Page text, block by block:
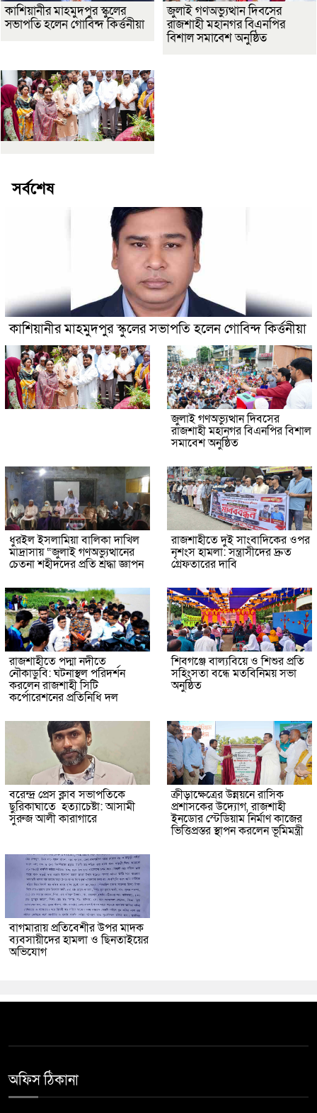
কাশিয়ানীর মাহমুদপুর স্কুলের
সভাপতি হলেন গোবিন্দ কির্ত্তনীয়া
জুলাই গণঅভ্যুত্থান দিবসের
রাজশাহী মহানগর বিএনপির
বিশাল সমাবেশ অনুষ্ঠিত
সর্বশেষ
কাশিয়ানীর মাহমুদপুর স্কুলের সভাপতি হলেন গোবিন্দ কির্ত্তনীয়া
জুলাই গণঅভ্যুত্থান দিবসের
রাজশাহী মহানগর বিএনপির বিশাল
সমাবেশ অনুষ্ঠিত
ধুরইল ইসলামিয়া বালিকা দাখিল
মাদ্রাসায় “জুলাই গণঅভ্যুত্থানের
চেতনা শহীদদের প্রতি শ্রদ্ধা জ্ঞাপন
রাজশাহীতে দুই সাংবাদিকের ওপর
নৃশংস হামলা: সন্ত্রাসীদের দ্রুত
গ্রেফতারের দাবি
রাজশাহীতে পদ্মা নদীতে
নৌকাডুবি: ঘটনাস্থল পরিদর্শন
করলেন রাজশাহী সিটি
কর্পোরেশনের প্রতিনিধি দল
শিবগঞ্জে বাল্যবিয়ে ও শিশুর প্রতি
সহিংসতা বন্ধে মতবিনিময় সভা
অনুষ্ঠিত
বরেন্দ্র প্রেস ক্লাব সভাপতিকে
ছুরিকাঘাতে হত্যাচেষ্টা: আসামী
সুরুজ আলী কারাগারে
ক্রীড়াক্ষেত্রের উন্নয়নে রাসিক
প্রশাসকের উদ্যোগ, রাজশাহী
ইনডোর স্টেডিয়াম নির্মাণ কাজের
ভিত্তিপ্রস্তর স্থাপন করলেন ভূমিমন্ত্রী
বাগমারায় প্রতিবেশীর উপর মাদক
ব্যবসায়ীদের হামলা ও ছিনতাইয়ের
অভিযোগ
অফিস ঠিকানা